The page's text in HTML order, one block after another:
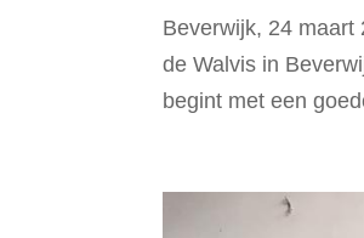
Beverwijk, 24 maart
de Walvis in
begint met een